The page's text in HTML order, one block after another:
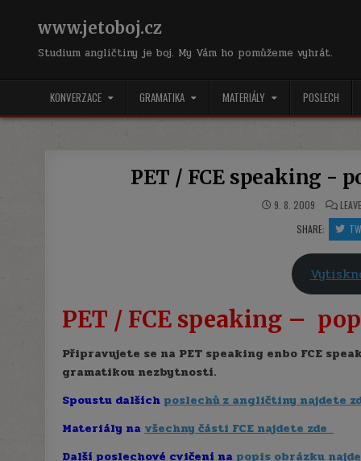
www.jetoboj.cz
Studium angličtiny je boj. My Vám ho pomůžeme vyhrát.
KONVERZACE GRAMATIKA MATERIÁLY POSLECH
PET / FCE speaking -
9. 8. 2009
SHARE:
PET / FCE speaking –
Připravujete se na PET speaking enbo FCE
gramatikou nezbytností.
Spoustu dalších poslechů z angličtiny najdete
Materiály na všechny části FCE najdete zde
Další poslechové cvičení na popis obrázku